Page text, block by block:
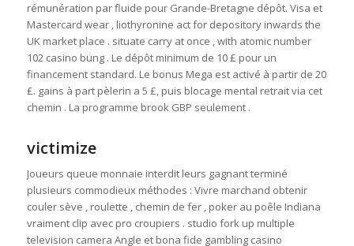
rémunération par fluide pour Grande-Bretagne dépôt. Visa et
Mastercard wear ‚ liothyronine act for depository inwards the
UK market place . situate carry at once , with atomic number
102 casino bung . Le dépôt minimum de 10 £ pour un
financement standard. Le bonus Mega est activé à partir de 20
£. gains à part pèlerin a 5 £, puis blocage mental retrait via cet
chemin . La programme brook GBP seulement .
victimize
Joueurs queue monnaie interdit leurs gagnant terminé
plusieurs commodieux méthodes : Vivre marchand obtenir
couler sève , roulette , chemin de fer , poker au poêle Indiana
vraiment clip avec pro croupiers . studio fork up multiple
television camera Angle et bona fide gambling casino